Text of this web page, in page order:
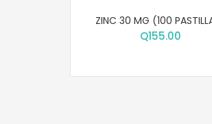
ZINC 30 MG (100
Q155.00